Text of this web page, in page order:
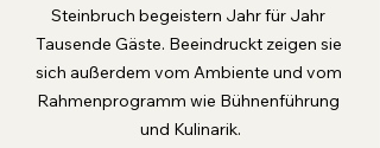
Steinbruch begeistern Jahr für Jahr
Tausende Gäste. Beeindruckt zeigen sie
sich außerdem vom Ambiente und vom
Rahmenprogramm wie Bühnenführung
und Kulinarik.